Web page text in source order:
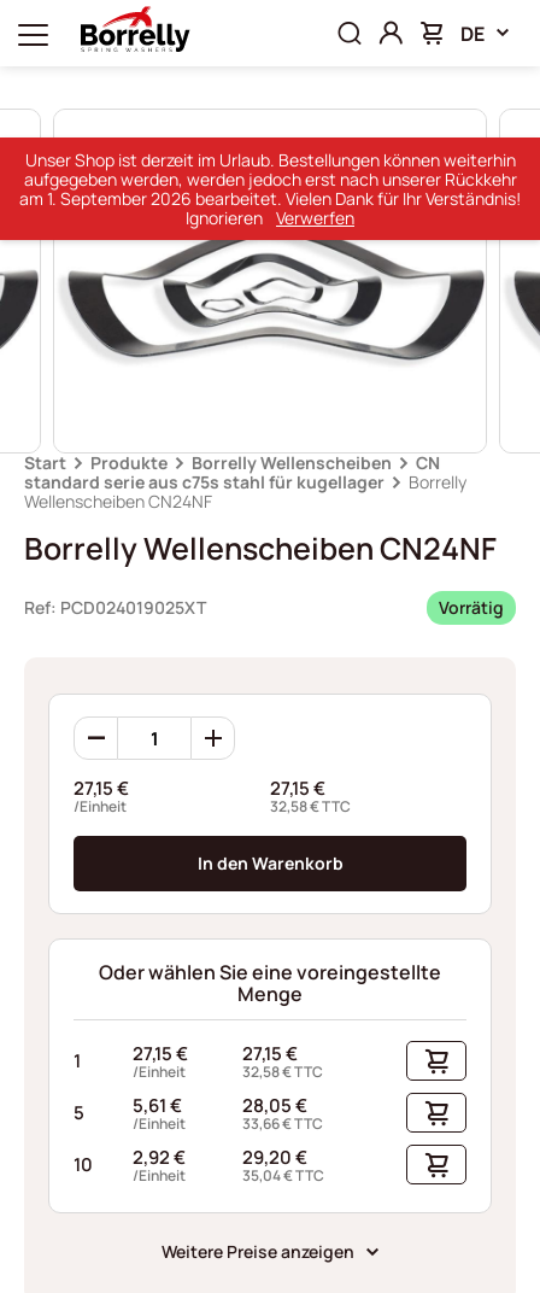
DE
Start Produkte Borrelly Wellenscheiben
CN
standard serie aus c75s stahl für kugellager
Borrelly
Wellenscheiben CN24NF
Borrelly Wellenscheiben CN24NF
Ref: PCD024019025XT Vorrätig
Borrelly
Wellenscheiben
Menge
27,15€
/Einheit
27,15€
32,58€TTC
In den Warenkorb
Oder wählen Sie eine voreingestellte
Menge
1 27,15€
/Einheit
27,15€
32,58€TTC
5 5,61€
/Einheit
28,05€
33,66€TTC
10 2,92€
/Einheit
29,20€
35,04€TTC
Weitere Preise anzeigen
Unser Shop ist derzeit im Urlaub. Bestellungen können weiterhin
aufgegeben werden, werden jedoch erst nach unserer Rückkehr
am 1. September 2026 bearbeitet. Vielen Dank für Ihr Verständnis!
Ignorieren Verwerfen